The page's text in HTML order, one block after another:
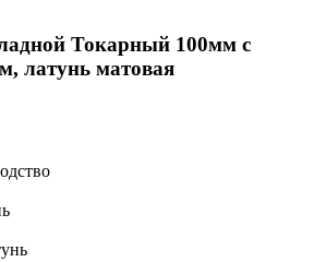
Токарный 100мм с
латунь матовая